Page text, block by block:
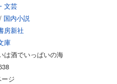
文芸
/ 国内小説
房新社
庫
は酒でいっぱいの海
ジ